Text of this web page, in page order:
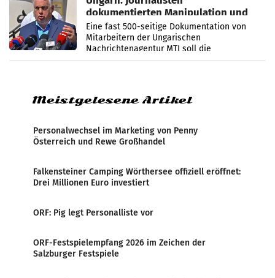
dokumentierten Manipulation und
Zensur
Eine fast 500-seitige Dokumentation von
Mitarbeitern der Ungarischen
Nachrichtenagentur MTI soll die
systematische Nachrichten-Manipulation und
Meistgelesene Artikel
Personalwechsel im Marketing von Penny
Österreich und Rewe Großhandel
Falkensteiner Camping Wörthersee offiziell eröffnet:
Drei Millionen Euro investiert
ORF: Pig legt Personalliste vor
ORF-Festspielempfang 2026 im Zeichen der
Salzburger Festspiele